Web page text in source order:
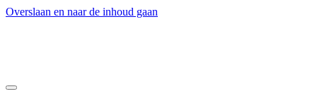
Overslaan en naar de inhoud gaan